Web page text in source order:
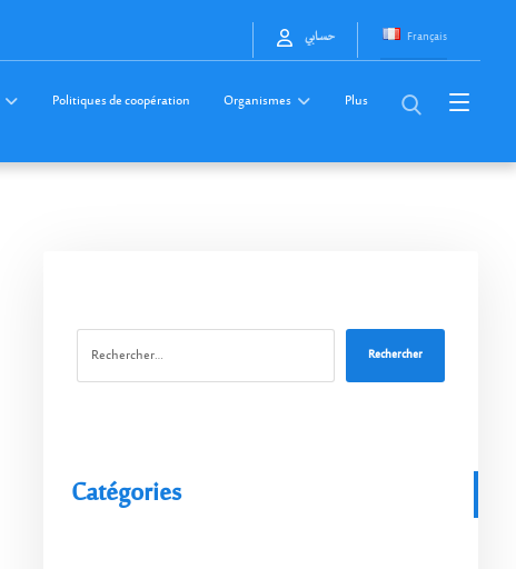
Français حسابي
Politiques de coopération Organismes Plus
Rechercher
Catégories